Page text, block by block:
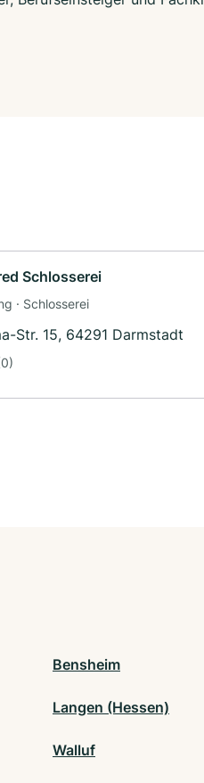
Schlosserei
· Schlosserei
Str. 15, 64291 Darmstadt
Bensheim
Langen (Hessen)
Walluf